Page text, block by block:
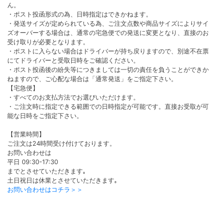
ん。
・ポスト投函形式の為、日時指定はできかねます。
・発送サイズが定められている為、ご注文点数や商品サイズによりサイ
ズオーバーする場合は、通常の宅急便での発送に変更となり、直接のお
受け取りが必要となります。
・ポストに入らない場合はドライバーが持ち戻りますので、別途不在票
にてドライバーと受取日時をご確認ください。
・ポスト投函後の紛失等につきましては一切の責任を負うことができか
ねますので、ご心配な場合は「通常発送」をご指定下さい。
【宅急便】
・すべてのお支払方法でお選びいただけます。
・ご注文時に指定できる範囲での日時指定が可能です。直接お受取が可
能な日時をご指定下さい。
【営業時間】
ご注文は24時間受け付けております。
お問い合わせは
平日 09:30-17:30
までとさせていただきます｡
土日祝日は休業とさせていただきます｡
お問い合わせはコチラ＞＞